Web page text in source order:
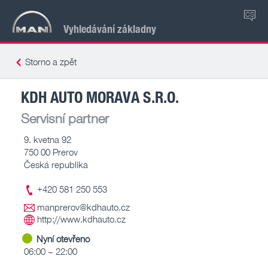
Vyhledávání základny
CS
Storno a zpět
KDH AUTO MORAVA S.R.O.
Servisní partner
9. kvetna 92
750 00 Prerov
Česká republika
+420 581 250 553
manprerov@kdhauto.cz
http://www.kdhauto.cz
Nyní otevřeno
06:00 – 22:00